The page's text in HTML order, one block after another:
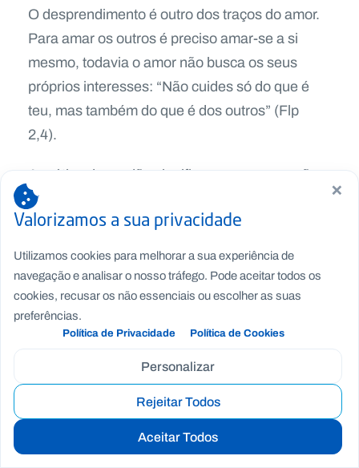
O desprendimento é outro dos traços do amor.
Para amar os outros é preciso amar-se a si
mesmo, todavia o amor não busca os seus
próprios interesses: “Não cuides só do que é
teu, mas também do que é dos outros” (Flp
2,4).
A prática do perdão significa, por sua vez, não
tomar em conta o mal; trata-se de assumir uma
atitude positiva que procura compreender a
debilidade alheia e buscar uma desculpa diante
da fraqueza; assim fez Jesus: “Pai, perdoa-lhes
porque não sabem o que fazem” (Lc 23,34). Por
isso, para poder perdoar temos de passar por
uma experiência libertadora; precisamos de nos
sentir abraçados pelo amor incondicional de
Deus…, que ama sem limites.
O amor alegra-se com os outros, alegra-se com
a verdade, alegra-se com o bem do outro,
×
Valorizamos a sua privacidade
Utilizamos cookies para melhorar a sua experiência de
navegação e analisar o nosso tráfego. Pode aceitar todos os
cookies, recusar os não essenciais ou escolher as suas
preferências.
Política de Privacidade Política de Cookies
Personalizar
Rejeitar Todos
Aceitar Todos